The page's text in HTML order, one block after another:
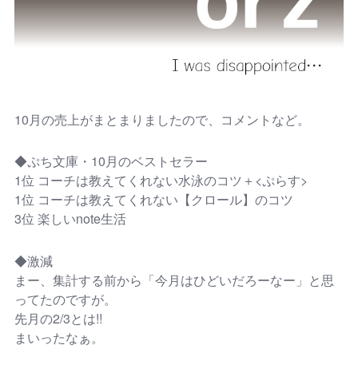
10月の売上がまとまりましたので、コメントなど。
◆ぷち文庫・10月のベストセラー
1位 コーチは教えてくれない水泳のコツ＋<ぷらす>
1位 コーチは教えてくれない【クロール】のコツ
3位 楽しいnote生活
◆激減
まー、集計する前から「今月はひどいだろーなー」と思
ってたのですが。
先月の2/3とは!!
まいったなぁ。